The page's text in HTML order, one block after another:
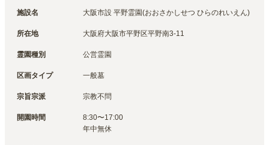
施設名 大阪市設 平野霊園(おおさかしせつ ひらのれいえん)
所在地 大阪府大阪市平野区平野南3-11
霊園種別 公営霊園
区画タイプ 一般墓
宗旨宗派 宗教不問
開園時間
8:30〜17:00